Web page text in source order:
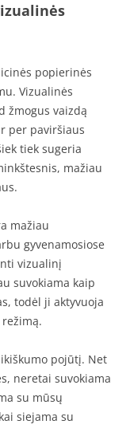
popierinės
Vizualinės
žmogus vaizdą
per paviršiaus
tiek sugeria
mažiau
mažiau
gyvenamosiose
vizualinį
suvokiama kaip
todėl ji aktyvuoja
pojūtį. Net
neretai suvokiama
su mūsų
siejama su